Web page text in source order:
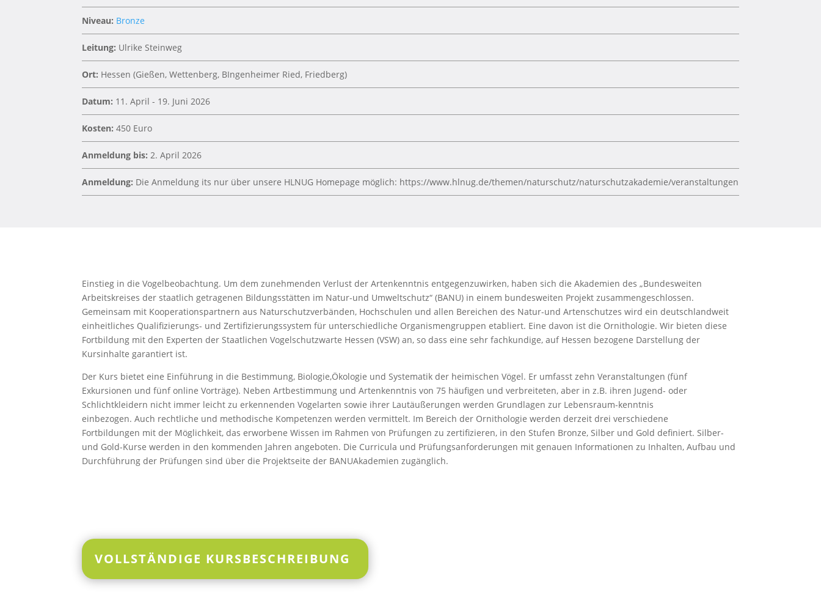
Niveau: Bronze
Leitung: Ulrike Steinweg
Ort: Hessen (Gießen, Wettenberg, BIngenheimer Ried, Friedberg)
Datum: 11. April - 19. Juni 2026
Kosten: 450 Euro
Anmeldung bis: 2. April 2026
Anmeldung: Die Anmeldung its nur über unsere HLNUG Homepage möglich: https://www.hlnug.de/themen/naturschutz/naturschutzakademie/veranstaltungen
Einstieg in die Vogelbeobachtung. Um dem zunehmenden Verlust der Artenkenntnis entgegenzuwirken, haben sich die Akademien des „Bundesweiten
Arbeitskreises der staatlich getragenen Bildungsstätten im Natur-und Umweltschutz“ (BANU) in einem bundesweiten Projekt zusammengeschlossen.
Gemeinsam mit Kooperationspartnern aus Naturschutzverbänden, Hochschulen und allen Bereichen des Natur-und Artenschutzes wird ein deutschlandweit
einheitliches Qualifizierungs- und Zertifizierungssystem für unterschiedliche Organismengruppen etabliert. Eine davon ist die Ornithologie. Wir bieten diese
Fortbildung mit den Experten der Staatlichen Vogelschutzwarte Hessen (VSW) an, so dass eine sehr fachkundige, auf Hessen bezogene Darstellung der
Kursinhalte garantiert ist.
Der Kurs bietet eine Einführung in die Bestimmung, Biologie,Ökologie und Systematik der heimischen Vögel. Er umfasst zehn Veranstaltungen (fünf
Exkursionen und fünf online Vorträge). Neben Artbestimmung und Artenkenntnis von 75 häufigen und verbreiteten, aber in z.B. ihren Jugend- oder
Schlichtkleidern nicht immer leicht zu erkennenden Vogelarten sowie ihrer Lautäußerungen werden Grundlagen zur Lebensraum-kenntnis
einbezogen. Auch rechtliche und methodische Kompetenzen werden vermittelt. Im Bereich der Ornithologie werden derzeit drei verschiedene
Fortbildungen mit der Möglichkeit, das erworbene Wissen im Rahmen von Prüfungen zu zertifizieren, in den Stufen Bronze, Silber und Gold definiert. Silber-
und Gold-Kurse werden in den kommenden Jahren angeboten. Die Curricula und Prüfungsanforderungen mit genauen Informationen zu Inhalten, Aufbau und
Durchführung der Prüfungen sind über die Projektseite der BANUAkademien zugänglich.
VOLLSTÄNDIGE KURSBESCHREIBUNG